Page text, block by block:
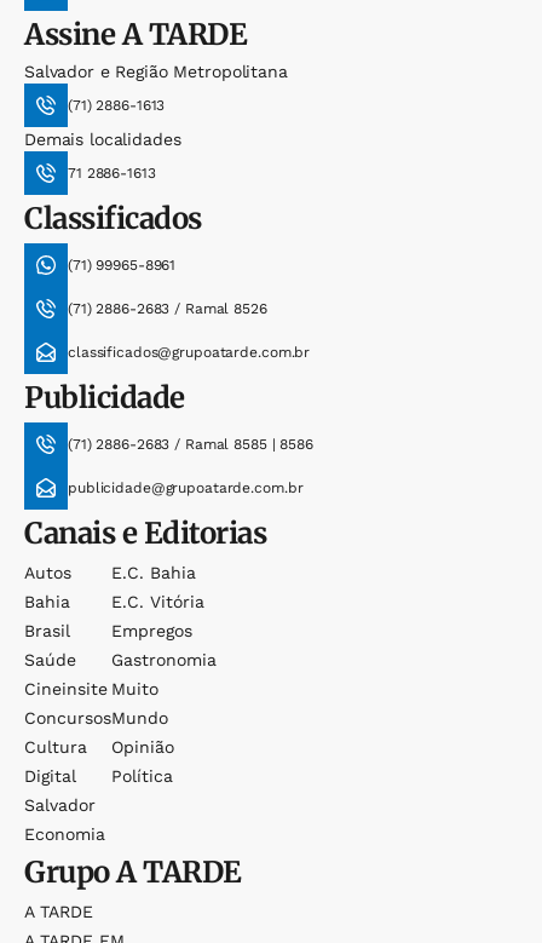
AssineA TARDE
Salvador e Região Metropolitana
(71) 2886-1613
Demais localidades
71 2886-1613
Classificados
(71) 99965-8961
(71) 2886-2683 / Ramal 8526
classificados@grupoatarde.com.br
Publicidade
(71) 2886-2683 / Ramal 8585 | 8586
publicidade@grupoatarde.com.br
Canais e Editorias
Autos
Bahia
Brasil
Saúde
Cineinsite
Concursos
Cultura
Digital
Salvador
Economia
E.c. Bahia
E.c. Vitória
Empregos
Gastronomia
Muito
Mundo
Opinião
Política
GrupoA TARDE
A TARDE